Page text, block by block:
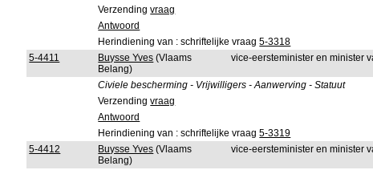
Verzendingvraag
Antwoord
Herindiening van : schriftelijke vraag5-3318
5-4411
Buysse Yves (Vlaams
Belang)
vice-eersteminister en minister
Civiele bescherming - Vrijwilligers - Aanwerving - Statuut
Verzendingvraag
Antwoord
Herindiening van : schriftelijke vraag5-3319
5-4412
Buysse Yves (Vlaams
Belang)
vice-eersteminister en minister